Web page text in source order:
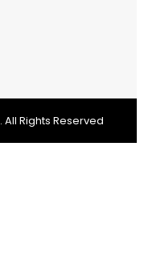
. All Rights Reserved